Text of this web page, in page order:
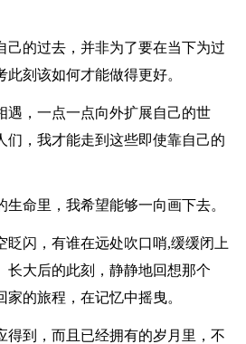
的过去，并非为了要在当下为过
刻该如何才能做得更好。
，一点一点向外扩展自己的世
们，我才能走到这些即使靠自己的
命里，我希望能够一向画下去。
闪，有谁在远处吹口哨,缓缓闭上
长大后的此刻，静静地回想那个
的旅程，在记忆中摇曳。
到，而且已经拥有的岁月里，不